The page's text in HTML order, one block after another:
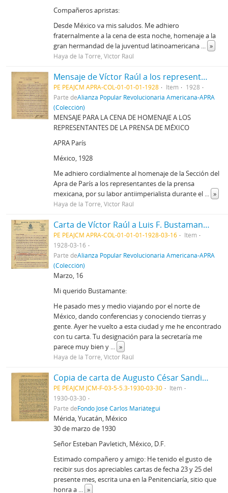
Compañeros apristas:
Desde México va mis saludos. Me adhiero
fraternalmente a la cena de esta noche, homenaje a la
gran hermandad de la juventud latinoamericana ... »
Haya de la Torre, Víctor Raúl
Mensaje de Víctor Raúl a los representantes de la prensa en México
PE PEAJCM APRA-COL-01-01-01-1928 Item
1928
Parte deAlianza Popular Revolucionaria Americana-APRA
(Colección)
MENSAJE PARA LA CENA DE HOMENAJE A LOS
REPRESENTANTES DE LA PRENSA DE MÉXICO
APRA París
México, 1928
Me adhiero cordialmente al homenaje de la Sección del
Apra de París a los representantes de la prensa
mexicana, por su labor antiimperialista durante el ... »
Haya de la Torre, Víctor Raúl
Carta de Víctor Raúl a Luis F. Bustamante, 16/03/1928
PE PEAJCM APRA-COL-01-01-01-1928-03-16
Item
1928-03-16
Parte deAlianza Popular Revolucionaria Americana-APRA
(Colección)
Marzo, 16
Mi querido Bustamante:
He pasado mes y medio viajando por el norte de
México, dando conferencias y conociendo tierras y
gente. Ayer he vuelto a esta ciudad y me he encontrado
con tu carta. Tu designación para la secretaría me
parece muy bien y ... »
Haya de la Torre, Víctor Raúl
Copia de carta de Augusto César Sandino a Estaban Pavletich, 30/3/1930
PE PEAJCM JCM-F-03-5-5.3-1930-03-30
Item
1930-03-30
Parte deFondo José Carlos Mariátegui
Mérida, Yucatán, México
30 de marzo de 1930
Señor Esteban Pavletich, México, D.F.
Estimado compañero y amigo: He tenido el gusto de
recibir sus dos apreciables cartas de fecha 23 y 25 del
presente mes, escrita una en la Penitenciaría, sitio que
honra a ... »